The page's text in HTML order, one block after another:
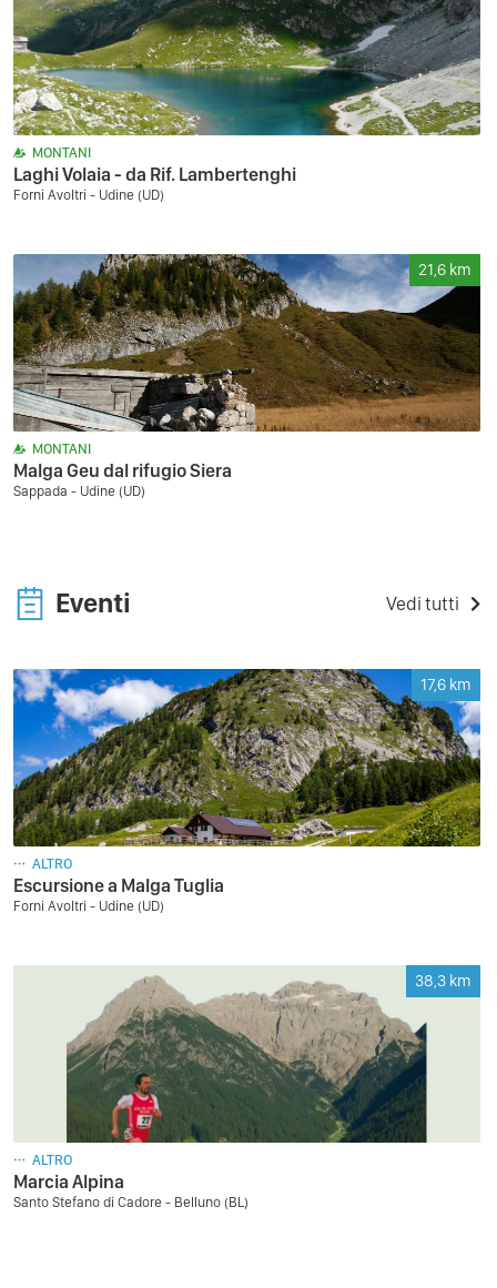
MONTANI
Laghi Volaia - da Rif. Lambertenghi
Forni Avoltri - Udine (UD)
21,6 km
MONTANI
Malga Geu dal rifugio Siera
Sappada - Udine (UD)
Eventi Vedi tutti
17,6 km
ALTRO
Escursione a Malga Tuglia
Forni Avoltri - Udine (UD)
38,3 km
ALTRO
Marcia Alpina
Santo Stefano di Cadore - Belluno (BL)